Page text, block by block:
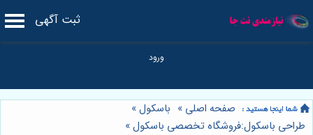
ثبت آگهی
صفحه اصلی » باسکول»
طراحی باسکول:فروشگاه تخصصی باسکول»